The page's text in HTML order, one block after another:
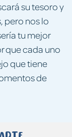
su tesoro y
pero nos lo
tu mejor
que cada uno
que tiene
de